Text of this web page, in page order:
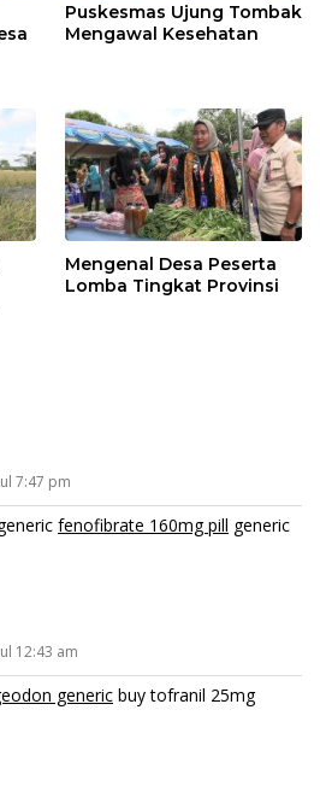
Puskesmas Ujung Tombak
Mengawal Kesehatan
Mengenal Desa Peserta
Lomba Tingkat Provinsi
7:47 pm
fenofibrate 160mg pill generic
12:43 am
generic buy tofranil 25mg